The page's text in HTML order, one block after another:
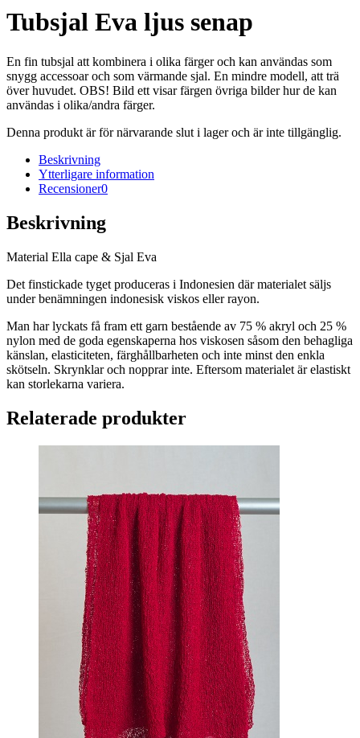
Tubsjal Eva ljus senap
En fin tubsjal att kombinera i olika färger och kan användas som
snygg accessoar och som värmande sjal. En mindre modell, att trä
över huvudet. OBS! Bild ett visar färgen övriga bilder hur de kan
användas i olika/andra färger.
Denna produkt är för närvarande slut i lager och är inte tillgänglig.
Beskrivning
Ytterligare information
Recensioner0
Beskrivning
Material Ella cape & Sjal Eva
Det finstickade tyget produceras i Indonesien där materialet säljs
under benämningen indonesisk viskos eller rayon.
Man har lyckats få fram ett garn bestående av 75 % akryl och 25 %
nylon med de goda egenskaperna hos viskosen såsom den behagliga
känslan, elasticiteten, färghållbarheten och inte minst den enkla
skötseln. Skrynklar och nopprar inte. Eftersom materialet är elastiskt
kan storlekarna variera.
Relaterade produkter